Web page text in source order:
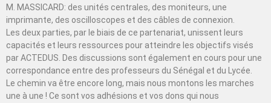
M. MASSICARD: des unités centrales, des moniteurs, une
imprimante, des oscilloscopes et des câbles de connexion.
Les deux parties, par le biais de ce partenariat, unissent leurs
capacités et leurs ressources pour atteindre les objectifs visés
par ACTEDUS. Des discussions sont également en cours pour une
correspondance entre des professeurs du Sénégal et du Lycée.
Le chemin va être encore long, mais nous montons les marches
une à une ! Ce sont vos adhésions et vos dons qui nous